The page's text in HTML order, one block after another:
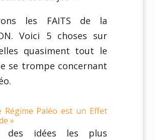
les FAITS de la
Voici 5 choses sur
quasiment tout le
se trompe concernant
Régime Paléo est un Effet
»
des idées les plus